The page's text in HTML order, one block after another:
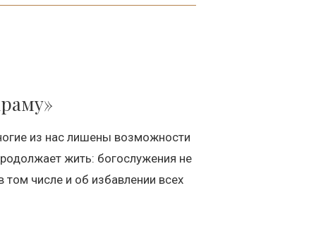
из нас лишены возможности
жить: богослужения не
числе и об избавлении всех